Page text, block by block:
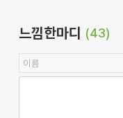
느낌한마디 (43)